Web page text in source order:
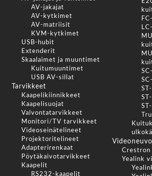
AV-jakajat
AV-kytkimet
AV-matriisit
KVM-kytkimet
USB-hubit
Extenderit
Skaalaimet ja muuntimet
Kuitumuuntimet
USB AV-sillat
Tarvikkeet
Kaapelikiinnikkeet
Kaapelisuojat
Valvontatarvikkeet
Monitori/TV tarvikkeet
Videoseinätelineet
Projektoritelineet
Adapterirenkaat
Pöytäkaivotarvikkeet
Kaapelit
RS232-kaapelit
Crestron
Yealink